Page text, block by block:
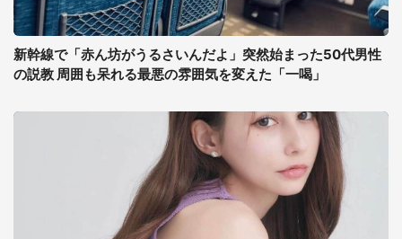
新幹線で「赤ん坊がうるさいんだよ」突然始まった50代男性
の説教 周囲も呆れる最悪の雰囲気を変えた「一喝」